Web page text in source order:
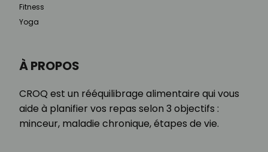
À PROPOS
CROQ est un rééquilibrage alimentaire qui vous
aide à planifier vos repas selon 3 objectifs :
minceur, maladie chronique, étapes de vie.
Fitness
Yoga